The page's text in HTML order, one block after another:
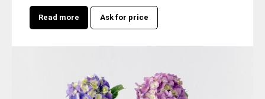
Read more Ask for price